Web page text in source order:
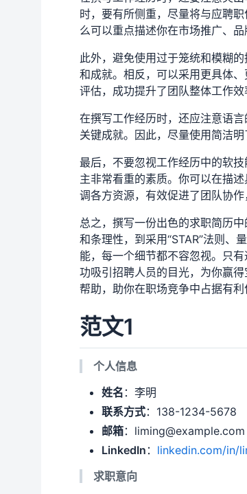
时，要有所侧重，尽量将与应聘
么可以重点描述你在市场推广、品
此外，避免使用过于笼统和模糊
和成就。相反，可以采用更具体
评估，成功提升了团队整体工作效
在撰写工作经历时，还应注意语
关键成就。因此，尽量使用简洁
最后，不要忽视工作经历中的软
主非常看重的素质。你可以在描
调各方资源，有效促进了团队协作
总之，撰写一份出色的求职简历
和条理性，到采用“STAR”法则、
能，每一个细节都不容忽视。只
功吸引招聘人员的目光，为你赢
帮助，助你在职场竞争中占据有利
范文1
个人信息
姓名 ：李明
联系方式：138-1234-5678
邮箱：liming@example.com
LinkedIn ： linkedin.com/in/
求职意向